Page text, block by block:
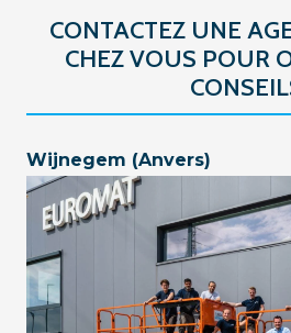
CONTACTEZ UNE
CHEZ VOUS POUR
Wijnegem (Anvers)